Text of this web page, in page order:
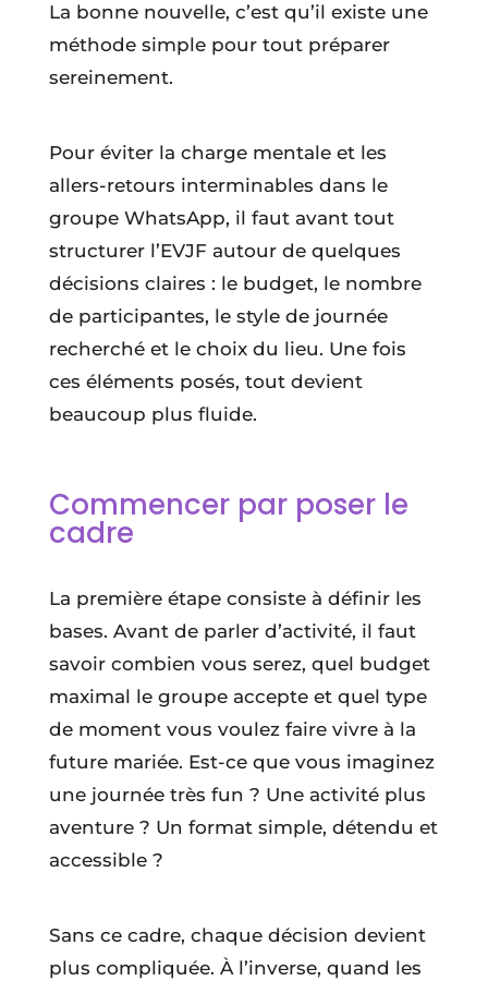
La bonne nouvelle, c’est qu’il existe une
méthode simple pour tout préparer
sereinement.
Pour éviter la charge mentale et les
allers-retours interminables dans le
groupe WhatsApp, il faut avant tout
structurer l’EVJF autour de quelques
décisions claires : le budget, le nombre
de participantes, le style de journée
recherché et le choix du lieu. Une fois
ces éléments posés, tout devient
beaucoup plus fluide.
Commencer par poser le
cadre
La première étape consiste à définir les
bases. Avant de parler d’activité, il faut
savoir combien vous serez, quel budget
maximal le groupe accepte et quel type
de moment vous voulez faire vivre à la
future mariée. Est-ce que vous imaginez
une journée très fun ? Une activité plus
aventure ? Un format simple, détendu et
accessible ?
Sans ce cadre, chaque décision devient
plus compliquée. À l’inverse, quand les